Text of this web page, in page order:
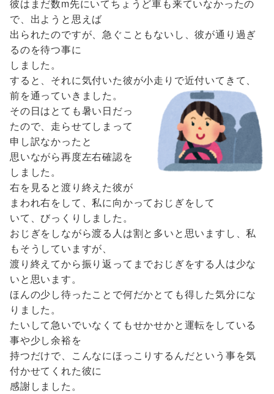
彼はまだ数m先にいてちょうど車も来ていなかったの
で、出ようと思えば
出られたのですが、急ぐこともないし、彼が通り過ぎ
るのを待つ事に
しました。
すると、それに気付いた彼が小走りで近付いてきて、
前を通っていきました。
その日はとても暑い日だっ
たので、走らせてしまって
申し訳なかったと
思いながら再度左右確認を
しました。
右を見ると渡り終えた彼が
まわれ右をして、私に向かっておじぎをして
いて、びっくりしました。
おじぎをしながら渡る人は割と多いと思いますし、私
もそうしていますが、
渡り終えてから振り返ってまでおじぎをする人は少な
いと思います。
ほんの少し待ったことで何だかとても得した気分にな
りました。
たいして急いでいなくてもせかせかと運転をしている
事や少し余裕を
持つだけで、こんなにほっこりするんだという事を気
付かせてくれた彼に
感謝しました。